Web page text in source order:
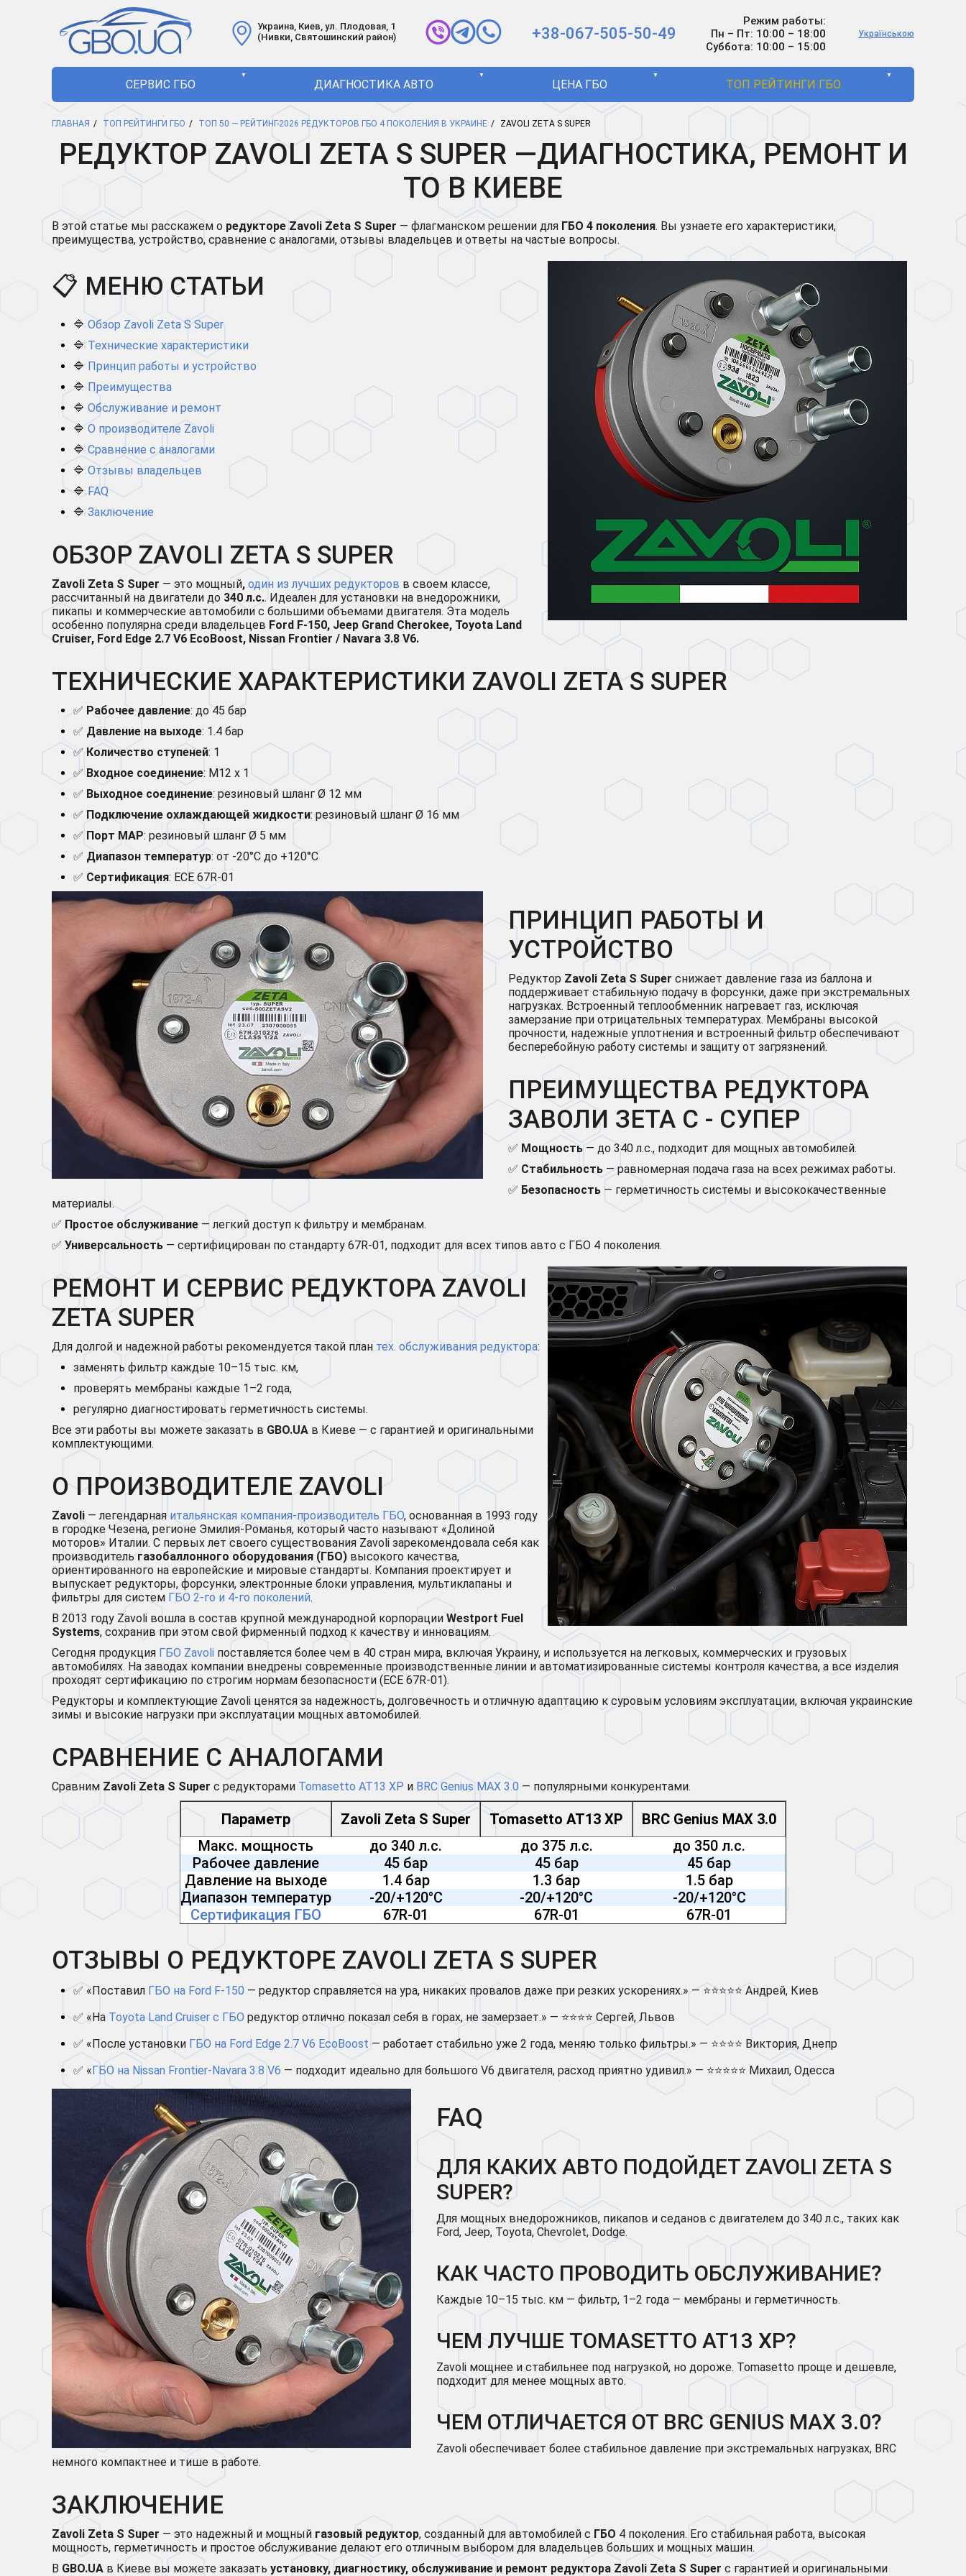
Украина, Киев, ул. Плодовая, 1
(Нивки, Святошинский район)
+38-067-505-50-49
Режим работы:
Пн – Пт: 10:00 – 18:00
Суббота: 10:00 – 15:00
Українською
СЕРВИС ГБО
▼
ДИАГНОСТИКА АВТО
▼
ЦЕНА ГБО
▼
ТОП РЕЙТИНГИ ГБО
▼
ГЛАВНАЯ ТОП РЕЙТИНГИ ГБО ТОП 50 — РЕЙТИНГ-2026 РЕДУКТОРОВ ГБО 4 ПОКОЛЕНИЯ В УКРАИНЕ ZAVOLI ZETA S SUPER
РЕДУКТОР ZAVOLI ZETA S SUPER —ДИАГНОСТИКА, РЕМОНТ И
ТО В КИЕВЕ
В этой статье мы расскажем о редукторе Zavoli Zeta S Super — флагманском решении для ГБО 4 поколения. Вы узнаете его характеристики,
преимущества, устройство, сравнение с аналогами, отзывы владельцев и ответы на частые вопросы.
📋 МЕНЮ СТАТЬИ
🔷 Обзор Zavoli Zeta S Super
🔷 Технические характеристики
🔷 Принцип работы и устройство
🔷Преимущества
🔷 Обслуживание и ремонт
🔷О производителе Zavoli
🔷 Сравнение с аналогами
🔷 Отзывы владельцев
🔷FAQ
🔷 Заключение
ОБЗОР ZAVOLI ZETA S SUPER
Zavoli Zeta S Super — это мощный, один из лучших редукторов в своем классе,
рассчитанный на двигатели до 340 л.с.. Идеален для установки на внедорожники,
пикапы и коммерческие автомобили с большими объемами двигателя. Эта модель
особенно популярна среди владельцев Ford F-150, Jeep Grand Cherokee, Toyota Land
Cruiser, Ford Edge 2.7 V6 EcoBoost, Nissan Frontier / Navara 3.8 V6.
ТЕХНИЧЕСКИЕ ХАРАКТЕРИСТИКИ ZAVOLI ZETA S SUPER
✅ Рабочее давление: до 45 бар
✅ Давление на выходе: 1.4 бар
✅Количество ступеней: 1
✅Входное соединение: M12 x 1
✅ Выходное соединение: резиновый шланг Ø 12 мм
✅ Подключение охлаждающей жидкости: резиновый шланг Ø 16 мм
✅ Порт MAP: резиновый шланг Ø 5 мм
✅ Диапазон температур: от -20°C до +120°C
✅ Сертификация: ECE 67R-01
ПРИНЦИП РАБОТЫ И
УСТРОЙСТВО
Редуктор Zavoli Zeta S Super снижает давление газа из баллона и
поддерживает стабильную подачу в форсунки, даже при экстремальных
нагрузках. Встроенный теплообменник нагревает газ, исключая
замерзание при отрицательных температурах. Мембраны высокой
прочности, надежные уплотнения и встроенный фильтр обеспечивают
бесперебойную работу системы и защиту от загрязнений.
ПРЕИМУЩЕСТВА РЕДУКТОРА
ЗАВОЛИ ЗЕТА С - СУПЕР
✅ Мощность— до 340 л.с., подходит для мощных автомобилей.
✅ Стабильность — равномерная подача газа на всех режимах работы.
✅ Безопасность — герметичность системы и высококачественные
материалы.
✅ Простое обслуживание — легкий доступ к фильтру и мембранам.
✅ Универсальность — сертифицирован по стандарту 67R-01, подходит для всех типов авто с ГБО 4 поколения.
РЕМОНТ И СЕРВИС РЕДУКТОРА ZAVOLI
ZETA SUPER
Для долгой и надежной работы рекомендуется такой плантех. обслуживания редуктора:
заменять фильтр каждые 10–15 тыс. км,
проверять мембраны каждые 1–2 года,
регулярно диагностировать герметичность системы.
Все эти работы вы можете заказать в GBO.UA в Киеве — с гарантией и оригинальными
комплектующими.
О ПРОИЗВОДИТЕЛЕ ZAVOLI
Zavoli — легендарнаяитальянская компания-производитель ГБО, основанная в 1993 году
в городке Чезена, регионе Эмилия-Романья, который часто называют «Долиной
моторов» Италии. С первых лет своего существования Zavoli зарекомендовала себя как
производительгазобаллонного оборудования (ГБО) высокого качества,
ориентированного на европейские и мировые стандарты. Компания проектирует и
выпускает редукторы, форсунки, электронные блоки управления, мультиклапаны и
фильтры для систем ГБО 2-го и 4-го поколений.
В 2013 году Zavoli вошла в состав крупной международной корпорации Westport Fuel
Systems, сохранив при этом свой фирменный подход к качеству и инновациям.
Сегодня продукция ГБО Zavoli поставляется более чем в 40 стран мира, включая Украину, и используется на легковых, коммерческих и грузовых
автомобилях. На заводах компании внедрены современные производственные линии и автоматизированные системы контроля качества, а все изделия
проходят сертификацию по строгим нормам безопасности (ECE 67R-01).
Редукторы и комплектующие Zavoli ценятся за надежность, долговечность и отличную адаптацию к суровым условиям эксплуатации, включая украинские
зимы и высокие нагрузки при эксплуатации мощных автомобилей.
СРАВНЕНИЕ С АНАЛОГАМИ
Сравним Zavoli Zeta S Super с редукторами Tomasetto AT13 XP и BRC Genius MAX 3.0 — популярными конкурентами.
Параметр Zavoli Zeta S Super Tomasetto AT13 XP
BRC Genius MAX 3.0
Макс. мощность
до 340 л.с. до 375 л.с.
до 350 л.с.
Рабочее давление
45 бар 45 бар
45 бар
Давление на выходе
1.4 бар 1.3 бар
1.5 бар
Диапазон температур
-20/+120°C -20/+120°C
-20/+120°C
Сертификация ГБО
67R-01 67R-01 67R-01
ОТЗЫВЫ О РЕДУКТОРЕ ZAVOLI ZETA S SUPER
✅ «Поставил ГБО на Ford F-150 — редуктор справляется на ура, никаких провалов даже при резких ускорениях.» — ⭐⭐⭐⭐⭐ Андрей, Киев
✅ «На Toyota Land Cruiser с ГБО редуктор отлично показал себя в горах, не замерзает.» — ⭐⭐⭐⭐ Сергей, Львов
✅ «После установки ГБО на Ford Edge 2.7 V6 EcoBoost — работает стабильно уже 2 года, меняю только фильтры.» — ⭐⭐⭐⭐ Виктория, Днепр
✅ «ГБО на Nissan Frontier-Navara 3.8 V6 — подходит идеально для большого V6 двигателя, расход приятно удивил.» — ⭐⭐⭐⭐⭐ Михаил, Одесса
FAQ
ДЛЯ КАКИХ АВТО ПОДОЙДЕТ ZAVOLI ZETA S
SUPER?
Для мощных внедорожников, пикапов и седанов с двигателем до 340 л.с., таких как
Ford, Jeep, Toyota, Chevrolet, Dodge.
КАК ЧАСТО ПРОВОДИТЬ ОБСЛУЖИВАНИЕ?
Каждые 10–15 тыс. км — фильтр, 1–2 года — мембраны и герметичность.
ЧЕМ ЛУЧШЕ TOMASETTO AT13 XP?
Zavoli мощнее и стабильнее под нагрузкой, но дороже. Tomasetto проще и дешевле,
подходит для менее мощных авто.
ЧЕМ ОТЛИЧАЕТСЯ ОТ BRC GENIUS MAX 3.0?
Zavoli обеспечивает более стабильное давление при экстремальных нагрузках, BRC
немного компактнее и тише в работе.
ЗАКЛЮЧЕНИЕ
Zavoli Zeta S Super — это надежный и мощный газовый редуктор, созданный для автомобилей с ГБО 4 поколения. Его стабильная работа, высокая
мощность, герметичность и простое обслуживание делают его отличным выбором для владельцев больших и мощных машин.
В GBO.UA в Киеве вы можете заказать установку, диагностику, обслуживание и ремонт редуктора Zavoli Zeta S Super с гарантией и оригинальными